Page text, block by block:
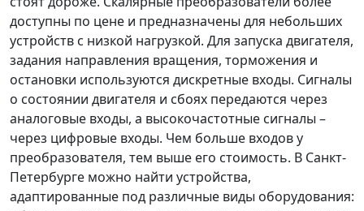
доступны по цене и предназначены для небольших
устройств с низкой нагрузкой. Для запуска двигателя,
задания направления вращения, торможения и
остановки используются дискретные входы. Сигналы
о состоянии двигателя и сбоях передаются через
аналоговые входы, а высокочастотные сигналы –
через цифровые входы. Чем больше входов у
преобразователя, тем выше его стоимость. В Санкт-
Петербурге можно найти устройства,
адаптированные под различные виды оборудования: